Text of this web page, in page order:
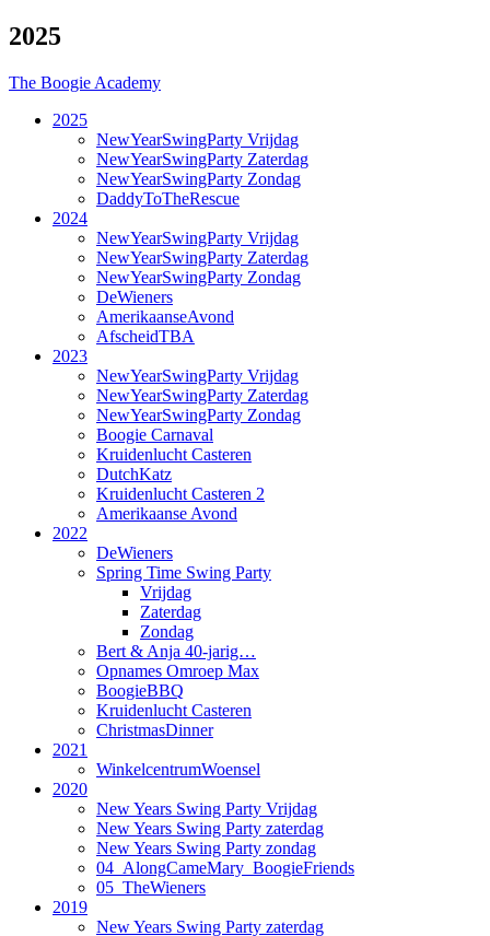
2025
The Boogie Academy
2025
NewYearSwingParty Vrijdag
NewYearSwingParty Zaterdag
NewYearSwingParty Zondag
DaddyToTheRescue
2024
NewYearSwingParty Vrijdag
NewYearSwingParty Zaterdag
NewYearSwingParty Zondag
DeWieners
AmerikaanseAvond
AfscheidTBA
2023
NewYearSwingParty Vrijdag
NewYearSwingParty Zaterdag
NewYearSwingParty Zondag
Boogie Carnaval
Kruidenlucht Casteren
DutchKatz
Kruidenlucht Casteren 2
Amerikaanse Avond
2022
DeWieners
Spring Time Swing Party
Vrijdag
Zaterdag
Zondag
Bert & Anja 40-jarig…
Opnames Omroep Max
BoogieBBQ
Kruidenlucht Casteren
ChristmasDinner
2021
WinkelcentrumWoensel
2020
New Years Swing Party Vrijdag
New Years Swing Party zaterdag
New Years Swing Party zondag
04_AlongCameMary_BoogieFriends
05_TheWieners
2019
New Years Swing Party zaterdag